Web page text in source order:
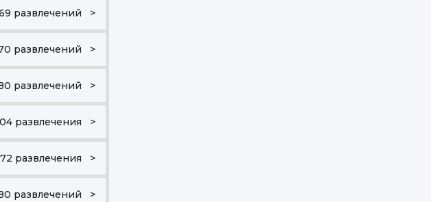
развлечений >
развлечений >
развлечений >
развлечения >
72 развлечения >
развлечений >